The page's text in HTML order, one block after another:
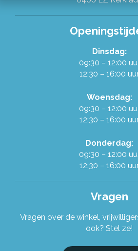
Alles over de
Werken in de
Stel je vraag!
Dinsdag:
09:30 – 12:00
12:30 – 16:00
Woensdag:
09:30 – 12:00
12:30 – 16:00
Donderdag:
09:30 – 12:00
12:30 – 16:00
Vragen
Vragen over de winkel,
ook? Stel ze!